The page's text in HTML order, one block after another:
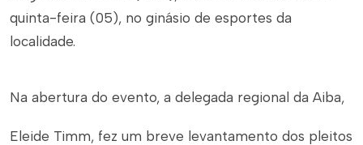
quinta-feira (05), no ginásio de esportes da
localidade.
Na abertura do evento, a delegada regional da Aiba,
Eleide Timm, fez um breve levantamento dos pleitos